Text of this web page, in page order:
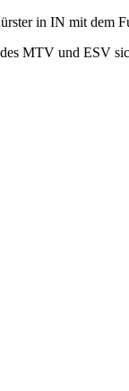
in IN mit dem
MTV und ESV